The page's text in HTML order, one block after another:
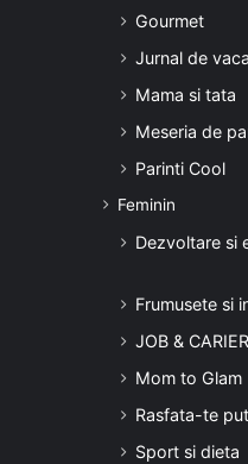
Gourmet
Jurnal de
Mama si tata
Meseria de
Parinti Cool
Feminin
Dezvoltare si
Frumusete si
JOB &
Mom to Glam
Rasfata-te
Sport si dieta